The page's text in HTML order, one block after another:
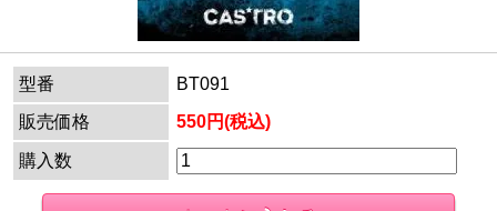
型番
BT091
販売価格
550円(税込)
購入数